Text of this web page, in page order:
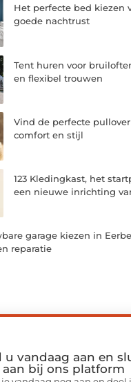
Het perfecte bed kiezen
goede nachtrust
Tent huren voor
en flexibel trouwen
Vind de perfecte
comfort en stijl
123 Kledingkast, het
een nieuwe inrichting
garage kiezen in
reparatie
u vandaag aan en
aan bij ons platform